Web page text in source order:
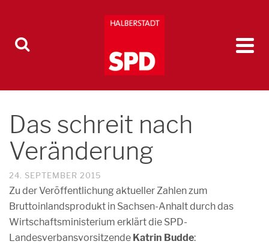
Das schreit nach
Veränderung
24. SEPTEMBER 2015
Zu der Veröffentlichung aktueller Zahlen zum
Bruttoinlandsprodukt in Sachsen-Anhalt durch das
Wirtschaftsministerium erklärt die SPD-
Landesverbansvorsitzende Katrin Budde: